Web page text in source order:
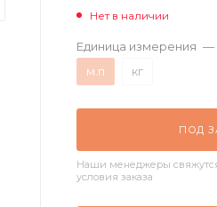
Нет в наличии
Единица измерения —
м.п
кг
ПОД
Наши менеджеры
условия заказа